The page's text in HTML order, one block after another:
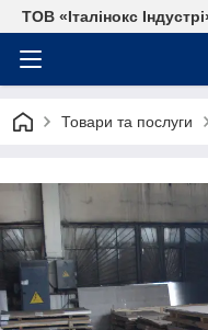
ТОВ «Італінокс
Товари та послуги